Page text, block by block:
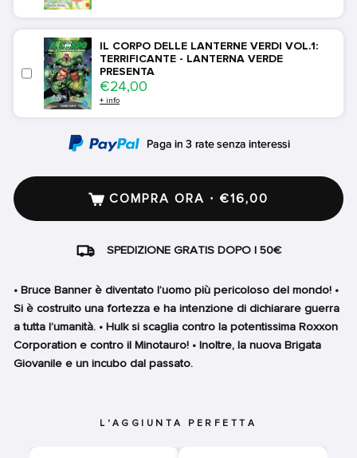
IL CORPO DELLE LANTERNE VERDI VOL.1:
TERRIFICANTE - LANTERNA VERDE
PRESENTA
Price
€24,00
+ info
COMPRA ORA · €16,00
SPEDIZIONE GRATIS DOPO I 50€
• Bruce Banner è diventato l’uomo più pericoloso del mondo! •
Si è costruito una fortezza e ha intenzione di dichiarare guerra
a tutta l’umanità. • Hulk si scaglia contro la potentissima Roxxon
Corporation e contro il Minotauro! • Inoltre, la nuova Brigata
Giovanile e un incubo dal passato.
L'AGGIUNTA PERFETTA